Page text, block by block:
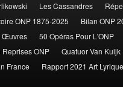
Les Cassandres
ONP 1875-2025 Bilan ONP
Œuvres 50 Opéras Pour L'ONP
Reprises ONP Quatuor Van Kuijk
France Rapport 2021 Art Lyrique